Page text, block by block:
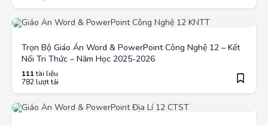
Trọn Bộ Giáo Án Word & PowerPoint Công Nghệ 12 – Kết
Nối Tri Thức – Năm Học 2025-2026
111tài liệu
782 lượt tải